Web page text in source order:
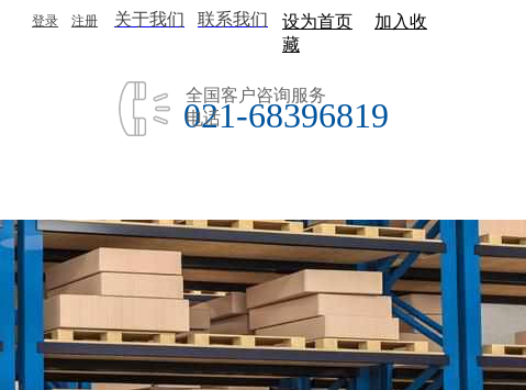
设为首页
加入收
藏
登录 注册 联系我们
关于我们
全国客户咨询服务
电话
021-68396819